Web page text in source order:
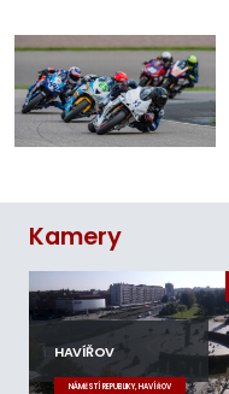
Kamery
HAVÍŘOV
NÁMĚSTÍ REPUBLIKY, HAVÍŘOV